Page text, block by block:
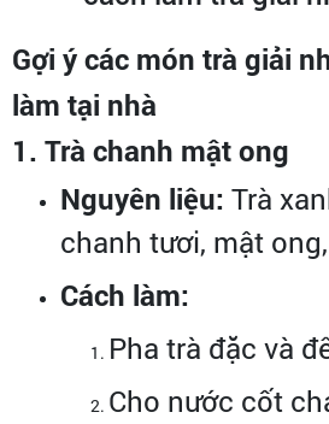
Gợi ý các món trà giải
làm tại nhà
1. Trà chanh mật ong
Nguyên liệu: Trà
chanh tươi, mật
Cách làm:
Pha trà đặc và
Cho nước cốt